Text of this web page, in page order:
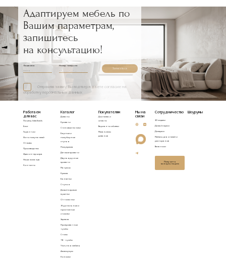
Адаптируем мебель по
Вашим параметрам,
запишитесь
на консультацию!
Ваше имя Номер телефона
Записаться
Отправляя заявку, Вы подтверждаете согласие на
обработку персональных данных
Работаем
для вас
Почему Idealbeds
Блог
Гарантии
Фото покупателей
Отзывы
Производство
Идеи интерьера
Наша команда
Контакты
Каталог
Диваны
Кровати
Стеновые панели
Барные и
полубарные
стулья
Полукресла
Детские кровати
Двухъярусные
кровати
Матрасы
Кресла
Банкетки
Стулья
Дизайнерские
кушетки
Оттоманки
Журнальные и
приставные
столики
Зеркала
Прикроватные
тумбы
Столы
ТВ - тумбы
Уличная мебель
Аксессуары
Консоли
Покупателям
Доставка и
оплата
Варианты обивки
Механизмы
диванов
Мы на
связи
Сотрудничество
3D модели
Дизайнерам
Дилерам
Мебель для отелей и
ресторанов
Вакансии
Получить
консультацию
Шоурумы